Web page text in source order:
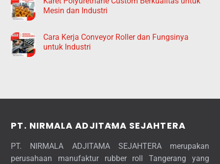
Mesin dan Industri
Cara Kerja Conveyor Roller dan Fungsinya
untuk Industri
Back
Top
PT. NIRMALA ADJITAMA SEJAHTERA
PT. NIRMALA ADJITAMA SEJAHTERA merupakan
perusahaan manufaktur rubber roll Tangerang yang